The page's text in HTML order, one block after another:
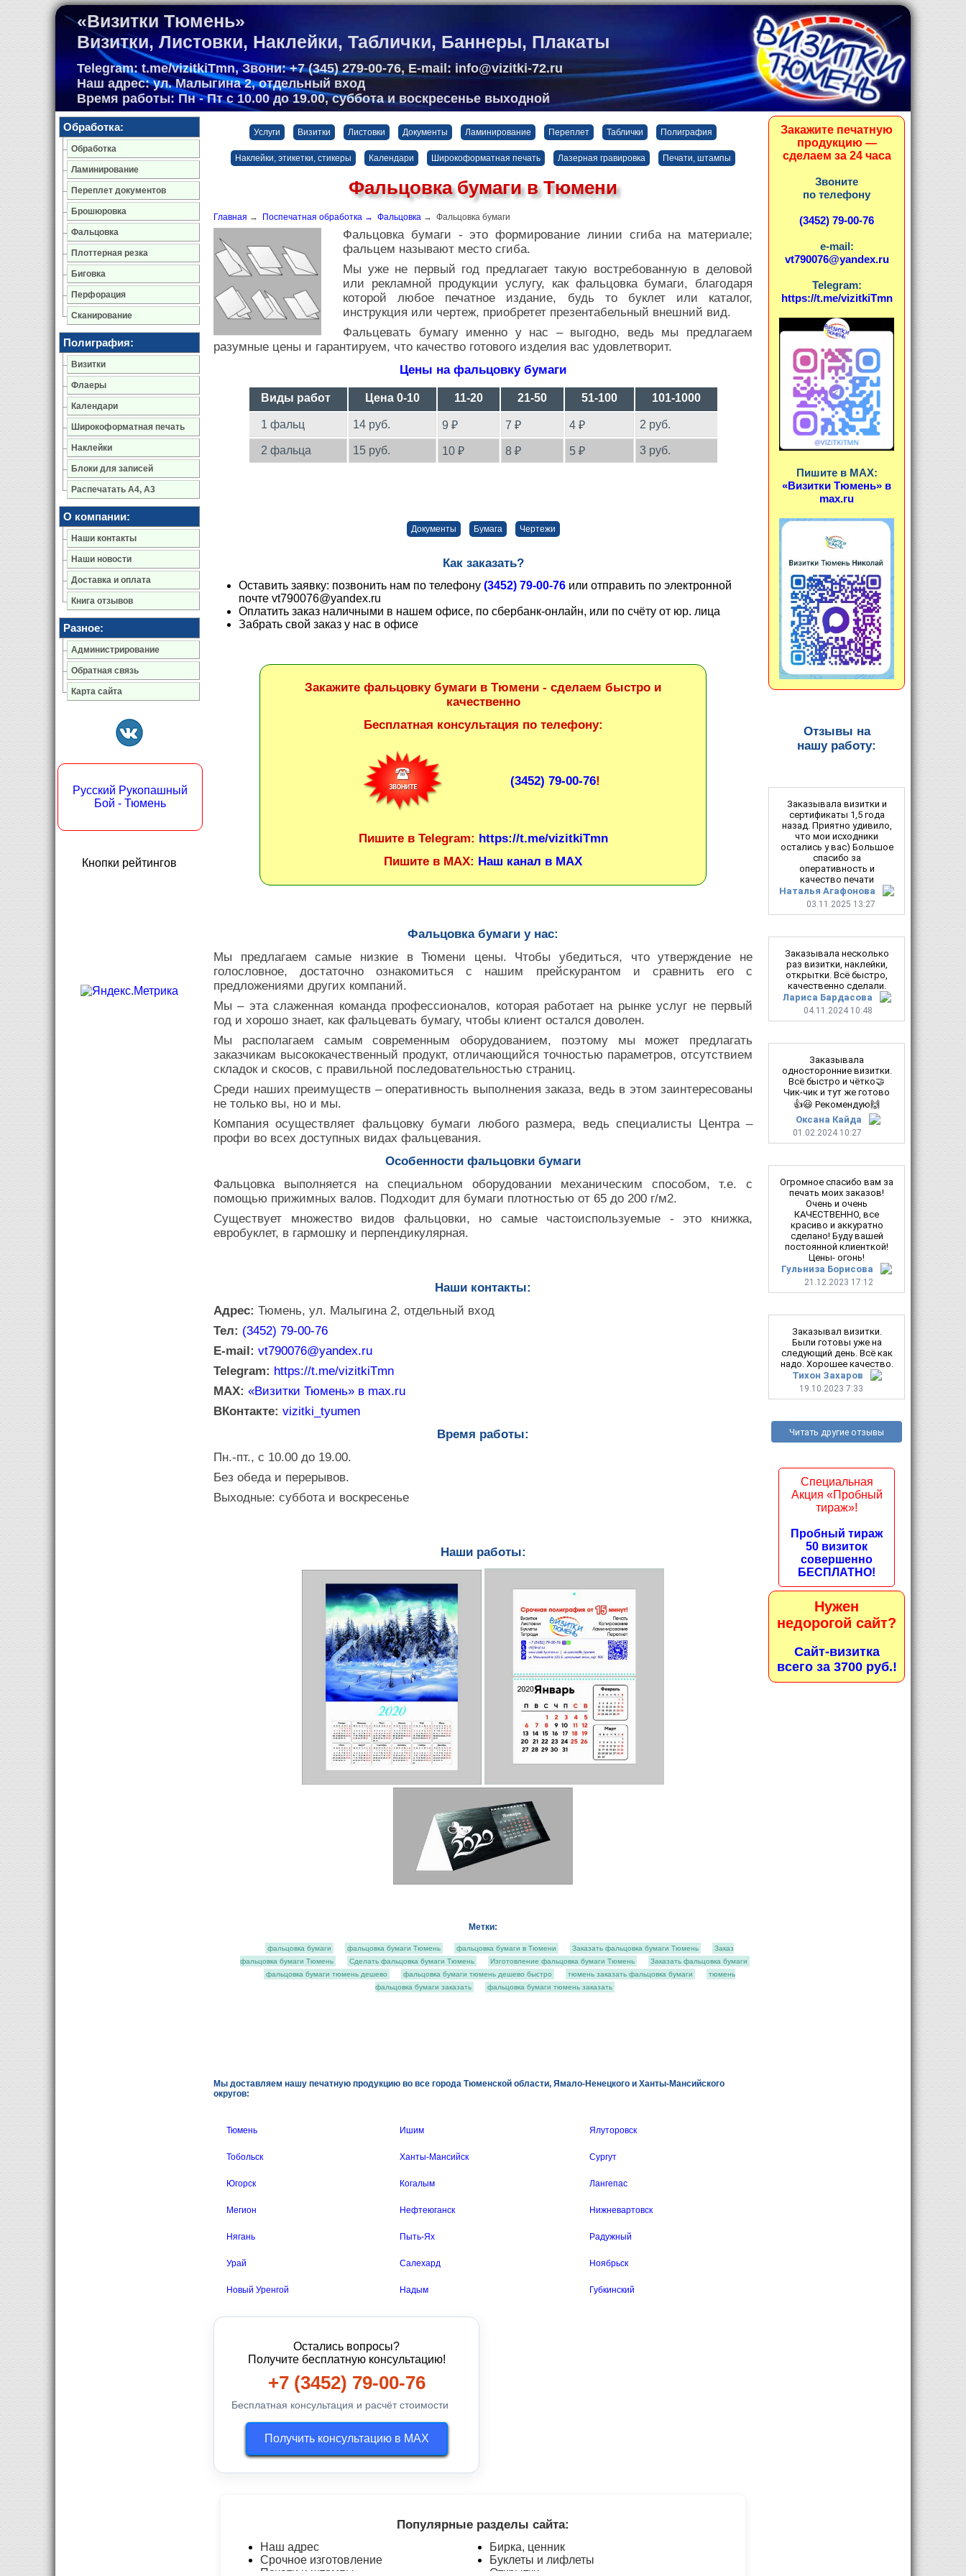
«Визитки Тюмень»
Визитки, Листовки, Наклейки, Таблички, Баннеры, Плакаты
Telegram: t.me/vizitkiTmn, Звони: +7 (345) 279-00-76, E-mail: info@vizitki-72.ru
Наш адрес: ул. Малыгина 2, отдельный вход
Время работы: Пн - Пт с 10.00 до 19.00, суббота и воскресенье выходной
Услуги Визитки Листовки Документы Ламинирование Переплет Таблички Полиграфия
Наклейки, этикетки, стикеры Календари Широкоформатная печать Лазерная гравировка Печати, штампы
Фальцовка бумаги в Тюмени
Главная → Поспечатная обработка → Фальцовка → Фальцовка бумаги
Фальцовка бумаги - это формирование линии сгиба на материале;
фальцем называют место сгиба.
Мы уже не первый год предлагает такую востребованную в деловой
или рекламной продукции услугу, как фальцовка бумаги, благодаря
которой любое печатное издание, будь то буклет или каталог,
инструкция или чертеж, приобретет презентабельный внешний вид.
Фальцевать бумагу именно у нас – выгодно, ведь мы предлагаем
разумные цены и гарантируем, что качество готового изделия вас удовлетворит.
Цены на фальцовку бумаги
Виды работ Цена 0-10 11-20 21-50 51-100 101-1000
1 фальц 14 руб. 9 ₽ 7 ₽ 4 ₽ 2 руб.
2 фальца 15 руб. 10 ₽ 8 ₽ 5 ₽ 3 руб.
Документы Бумага Чертежи
Как заказать?
Оставить заявку: позвонить нам по телефону (3452) 79-00-76 или отправить по электронной
почте vt790076@yandex.ru
Оплатить заказ наличными в нашем офисе, по сбербанк-онлайн, или по счёту от юр. лица
Забрать свой заказ у нас в офисе
Закажите фальцовку бумаги в Тюмени - сделаем быстро и
качественно
Бесплатная консультация по телефону:
(3452) 79-00-76!
Пишите в Telegram: https://t.me/vizitkiTmn
Пишите в MAX: Наш канал в MAX
Фальцовка бумаги у нас:
Мы предлагаем самые низкие в Тюмени цены. Чтобы убедиться, что утверждение не
голословное, достаточно ознакомиться с нашим прейскурантом и сравнить его с
предложениями других компаний.
Мы – эта слаженная команда профессионалов, которая работает на рынке услуг не первый
год и хорошо знает, как фальцевать бумагу, чтобы клиент остался доволен.
Мы располагаем самым современным оборудованием, поэтому мы может предлагать
заказчикам высококачественный продукт, отличающийся точностью параметров, отсутствием
складок и скосов, с правильной последовательностью страниц.
Среди наших преимуществ – оперативность выполнения заказа, ведь в этом заинтересованы
не только вы, но и мы.
Компания осуществляет фальцовку бумаги любого размера, ведь специалисты Центра –
профи во всех доступных видах фальцевания.
Особенности фальцовки бумаги
Фальцовка выполняется на специальном оборудовании механическим способом, т.е. с
помощью прижимных валов. Подходит для бумаги плотностью от 65 до 200 г/м2.
Существует множество видов фальцовки, но самые частоиспользуемые - это книжка,
евробуклет, в гармошку и перпендикулярная.
Наши контакты:
Адрес: Тюмень, ул. Малыгина 2, отдельный вход
Тел: (3452) 79-00-76
E-mail: vt790076@yandex.ru
Telegram: https://t.me/vizitkiTmn
MAX: «Визитки Тюмень» в max.ru
ВКонтакте: vizitki_tyumen
Время работы:
Пн.-пт., с 10.00 до 19.00.
Без обеда и перерывов.
Выходные: суббота и воскресенье
Наши работы:
Метки:
фальцовка бумаги фальцовка бумаги Тюмень фальцовка бумаги в Тюмени Заказать фальцовка бумаги Тюмень
Заказ
фальцовка бумаги Тюмень
Сделать фальцовка бумаги Тюмень Изготовление фальцовка бумаги Тюмень
Заказать фальцовка бумаги
фальцовка бумаги тюмень дешево
фальцовка бумаги тюмень дешево быстро тюмень заказать фальцовка бумаги
тюмень
фальцовка бумаги заказать
фальцовка бумаги тюмень заказать
Мы доставляем нашу печатную продукцию во все города Тюменской области, Ямало-Ненецкого и Ханты-Мансийского
округов:
Тюмень Ишим Ялуторовск
Тобольск Ханты-Мансийск Сургут
Югорск Когалым Лангепас
Мегион Нефтеюганск Нижневартовск
Нягань Пыть-Ях Радужный
Урай Салехард Ноябрьск
Новый Уренгой Надым Губкинский
Остались вопросы?
Получите бесплатную консультацию!
+7 (3452) 79-00-76
Бесплатная консультация и расчёт стоимости
Получить консультацию в MAX
Популярные разделы сайта:
Наш адрес
Срочное изготовление
Печати и штампы
Бирка, ценник
Буклеты и лифлеты
Открытки
Обработка:
Обработка
Ламинирование
Переплет документов
Брошюровка
Фальцовка
Плоттерная резка
Биговка
Перфорация
Сканирование
Полиграфия:
Визитки
Флаеры
Календари
Широкоформатная печать
Наклейки
Блоки для записей
Распечатать А4, А3
О компании:
Наши контакты
Наши новости
Доставка и оплата
Книга отзывов
Разное:
Администрирование
Обратная связь
Карта сайта
Русский Рукопашный
Бой - Тюмень
Кнопки рейтингов
Закажите печатную
продукцию —
сделаем за 24 часа
Звоните
по телефону
(3452) 79-00-76
e-mail:
vt790076@yandex.ru
Telegram:
https://t.me/vizitkiTmn
Пишите в MAX:
«Визитки Тюмень» в
max.ru
Отзывы на
нашу работу:
Наталья Агафонова
03.11.2025 13:27
Заказывала визитки и
сертификаты 1,5 года
назад. Приятно удивило,
что мои исходники
остались у вас) Большое
спасибо за
оперативность и
качество печати
Лариса Бардасова
04.11.2024 10:48
Заказывала несколько
раз визитки, наклейки,
открытки. Всё быстро,
качественно сделали.
Оксана Кайда
01.02.2024 10:27
Заказывала
односторонние визитки.
Всё быстро и чётко🤝
Чик-чик и тут же готово
👍😃 Рекомендую🙌
Гульниза Борисова
21.12.2023 17:12
Огромное спасибо вам за
печать моих заказов!
Очень и очень
КАЧЕСТВЕННО, все
красиво и аккуратно
сделано! Буду вашей
постоянной клиенткой!
Цены- огонь!
Тихон Захаров
19.10.2023 7:33
Заказывал визитки.
Были готовы уже на
следующий день. Всё как
надо. Хорошее качество.
Читать другие отзывы
Специальная
Акция «Пробный
тираж»!
Пробный тираж
50 визиток
совершенно
БЕСПЛАТНО!
Нужен
недорогой сайт?
Сайт-визитка
всего за 3700 руб.!